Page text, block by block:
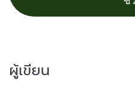
ผู้เขียน